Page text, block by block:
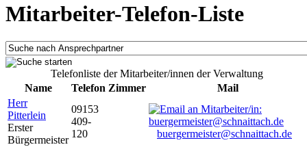
Mitarbeiter-Telefon-Liste
Telefonliste der Mitarbeiter/innen der Verwaltung
Name
Telefon Zimmer
Mail
Herr
Pitterlein
Erster
Bürgermeister
09153
409-
120
buergermeister@schnaittach.de